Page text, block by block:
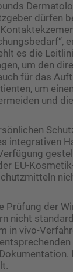
dürfen
es die
um den
für das
um
und
integrativen
EU-
Prüfung der
nicht
in vivo-